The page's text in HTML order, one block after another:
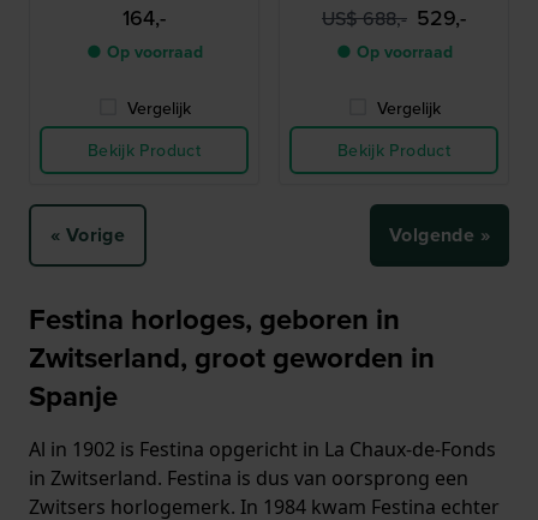
164,-
● Op voorraad
Vergelijk
Bekijk Product
US$ 688,- 529,-
● Op voorraad
Vergelijk
Bekijk Product
« Vorige Volgende »
Festina horloges, geboren in
Zwitserland, groot geworden in
Spanje
Al in 1902 is Festina opgericht in La Chaux-de-Fonds
in Zwitserland. Festina is dus van oorsprong een
Zwitsers horlogemerk. In 1984 kwam Festina echter